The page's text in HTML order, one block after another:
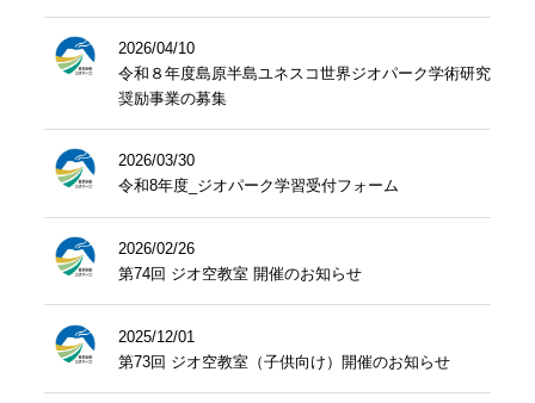
2026/04/10
令和８年度島原半島ユネスコ世界ジオパーク学術研究
奨励事業の募集
2026/03/30
令和8年度_ジオパーク学習受付フォーム
2026/02/26
第74回 ジオ空教室 開催のお知らせ
2025/12/01
第73回 ジオ空教室（子供向け）開催のお知らせ